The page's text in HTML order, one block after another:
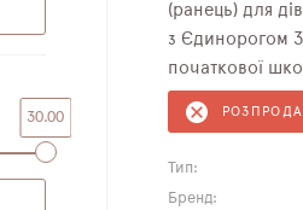
30.00
(ранець) для дівчаток Winner /SkyName
з Єдинорогом
початкової
Тип:
Бренд: